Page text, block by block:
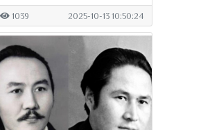
1039 2025-10-13 10:50:24